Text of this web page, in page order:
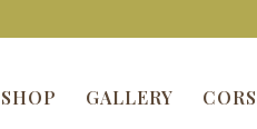
SHOP GALLERY